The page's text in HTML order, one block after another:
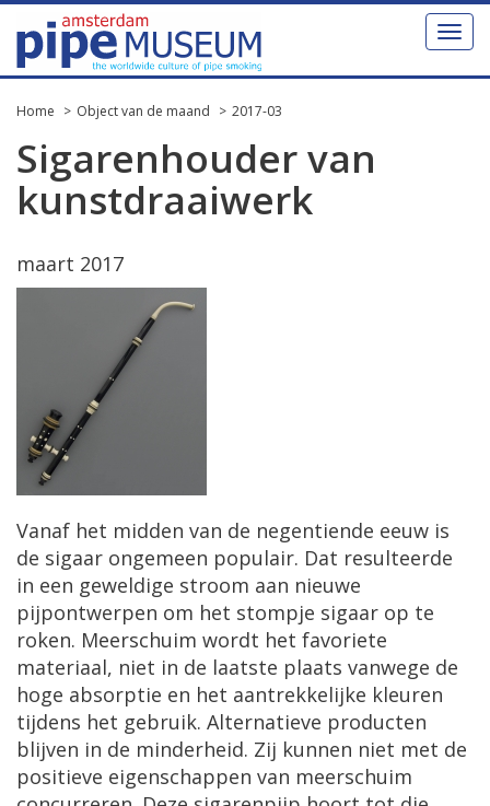
Toggle
Home Object van de maand 2017-03
Sigarenhouder van
kunstdraaiwerk
maart 2017
Vanaf het midden van de negentiende eeuw is
de sigaar ongemeen populair. Dat resulteerde
in een geweldige stroom aan nieuwe
pijpontwerpen om het stompje sigaar op te
roken. Meerschuim wordt het favoriete
materiaal, niet in de laatste plaats vanwege de
hoge absorptie en het aantrekkelijke kleuren
tijdens het gebruik. Alternatieve producten
blijven in de minderheid. Zij kunnen niet met de
positieve eigenschappen van meerschuim